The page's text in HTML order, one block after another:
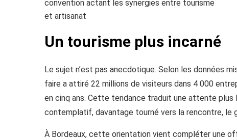
convention actant les synergies entre tourisme
et artisanat
Un tourisme plus incarné
Le sujet n’est pas anecdotique. Selon les données
faire a attiré 22 millions de visiteurs dans 4 000
en cinq ans. Cette tendance traduit une attente plus
contemplatif, davantage tourné vers la rencontre, le
À Bordeaux, cette orientation vient compléter une